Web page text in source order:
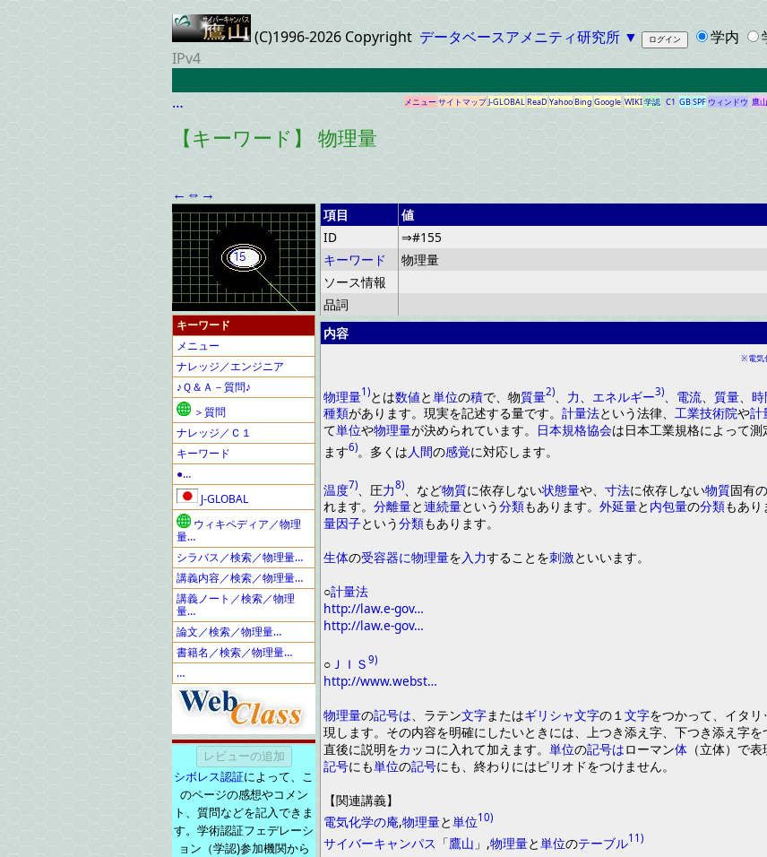
(C)1996-2026 Copyright データベースアメニティ研究所 ▼ 学内
IPv4
…
メニューサイトマップJ-GLOBALReaD YahooBing Google WIKI学認 C1 GBSPF ウィンドウ 鷹
【キーワード】 物理量
← ⇔ →
キーワード
メニュー
ナレッジ／エンジニア
♪Ｑ＆Ａ－質問♪
＞質問
ナレッジ／Ｃ１
キーワード
●…
J-GLOBAL
ウィキペディア／物理
量…
シラバス／検索／物理量…
講義内容／検索／物理量…
講義ノート／検索／物理
量…
論文／検索／物理量…
書籍名／検索／物理量…
…
シボレス認証によって、こ
のページの感想やコメン
ト、質問などを記入できま
す。学術認証フェデレーシ
ョン（学認)参加機関から
項目
値
ID
⇒#155
キーワード
物理量
ソース情報
品詞
内容
※電気
物理量1)とは数値と単位の積で 物質量2) 力 エネルギー3) 電流 質量 時
種類があります。 現実を記述する量です。 計量法という法律、 工業技術院や計
て単位や物理量が決められています。 日本規格協会は日本工業規格によって測
ます6)。 多くは人間の感覚に対応します。
温度7) 圧力8) など物質に依存しない状態量や 寸法に依存しない物質固有の
れます。 分離量と連続量という分類もあります。 外延量と 内包量の分類もあり
量因子と いう分類もあります。
生体の受容器に物理量を入力すること を刺激といいます。
○計量法
http://law.e-gov…
http://law.e-gov…
○ ＪＩＳ 9)
http://www.webst…
物理量の記号は、 ラテン文字またはギリシャ文字の１文字をつかって、 イタリ
現します。 その内容を明確にしたいときには、 上つき添え字、 下つき添え字を
直後に説明をカ ッ コに入れて加えます。 単位の記号はローマン体 （立体） で表
記号にも単位の記号にも、 終わりにはピリオドをつけません。
【関連講義】
電気化学の庵,物理量と単位10)
サイバーキャンパス 「鷹山 」 ,物理量と単位のテーブル11)